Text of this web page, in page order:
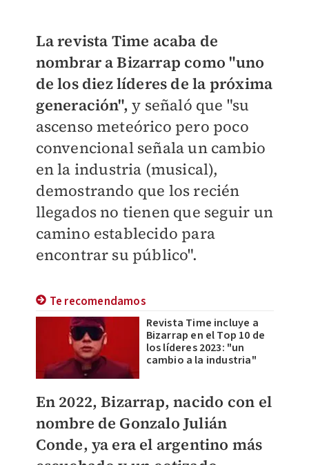
La revista Time acaba de
nombrar a Bizarrap como "uno
de los diez líderes de la próxima
generación", y señaló que "su
ascenso meteórico pero poco
convencional señala un cambio
en la industria (musical),
demostrando que los recién
llegados no tienen que seguir un
camino establecido para
encontrar su público".
Te recomendamos
Revista Time incluye a
Bizarrap en el Top 10 de
los líderes 2023: "un
cambio a la industria"
En 2022, Bizarrap, nacido con el
nombre de Gonzalo Julián
Conde, ya era el argentino más